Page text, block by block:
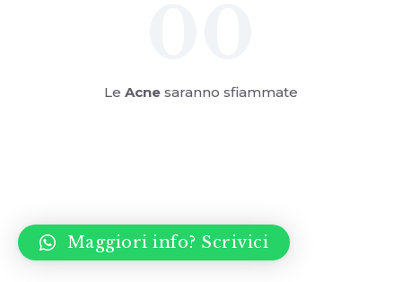
Le Acnesaranno sfiammate
Maggiori info? Scrivici